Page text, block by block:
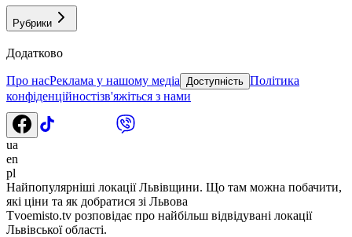
Рубрики
Додатково
Про насРеклама у нашому медіа Доступність Політика
конфіденційностізв'яжіться з нами
ua
en
pl
Найпопулярніші локації Львівщини. Що там можна побачити,
які ціни та як добратися зі Львова
Tvoemisto.tv розповідає про найбільш відвідувані локації
Львівської області.